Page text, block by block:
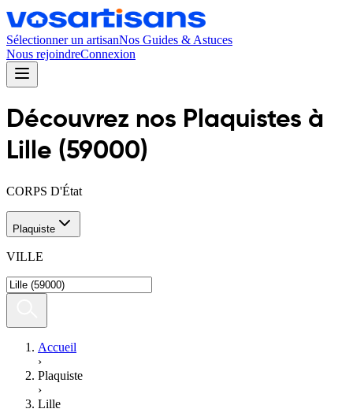
Sélectionner un artisanNos Guides & Astuces
Nous rejoindreConnexion
Découvrez nos Plaquistes à
Lille (59000)
CORPS D'État
Plaquiste
VILLE
Accueil
›
Plaquiste
›
Lille